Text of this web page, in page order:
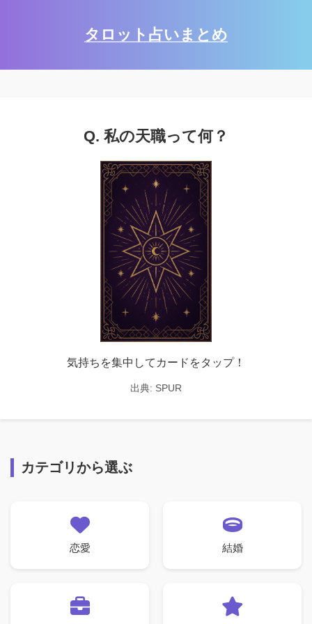
タロット占いまとめ
Q. 私の天職って何？
気持ちを集中してカードをタップ！
出典: SPUR
カテゴリから選ぶ
恋愛 結婚